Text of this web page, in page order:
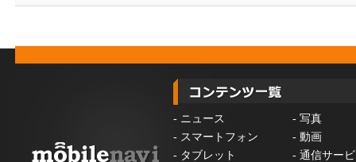
- ニュース - 写真
- スマートフォン - 動画
- タブレット - 通信サー